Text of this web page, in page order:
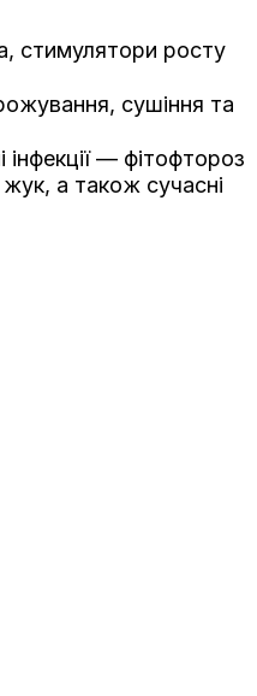
стимулятори росту
сушіння та
— фітофтороз
а також сучасні